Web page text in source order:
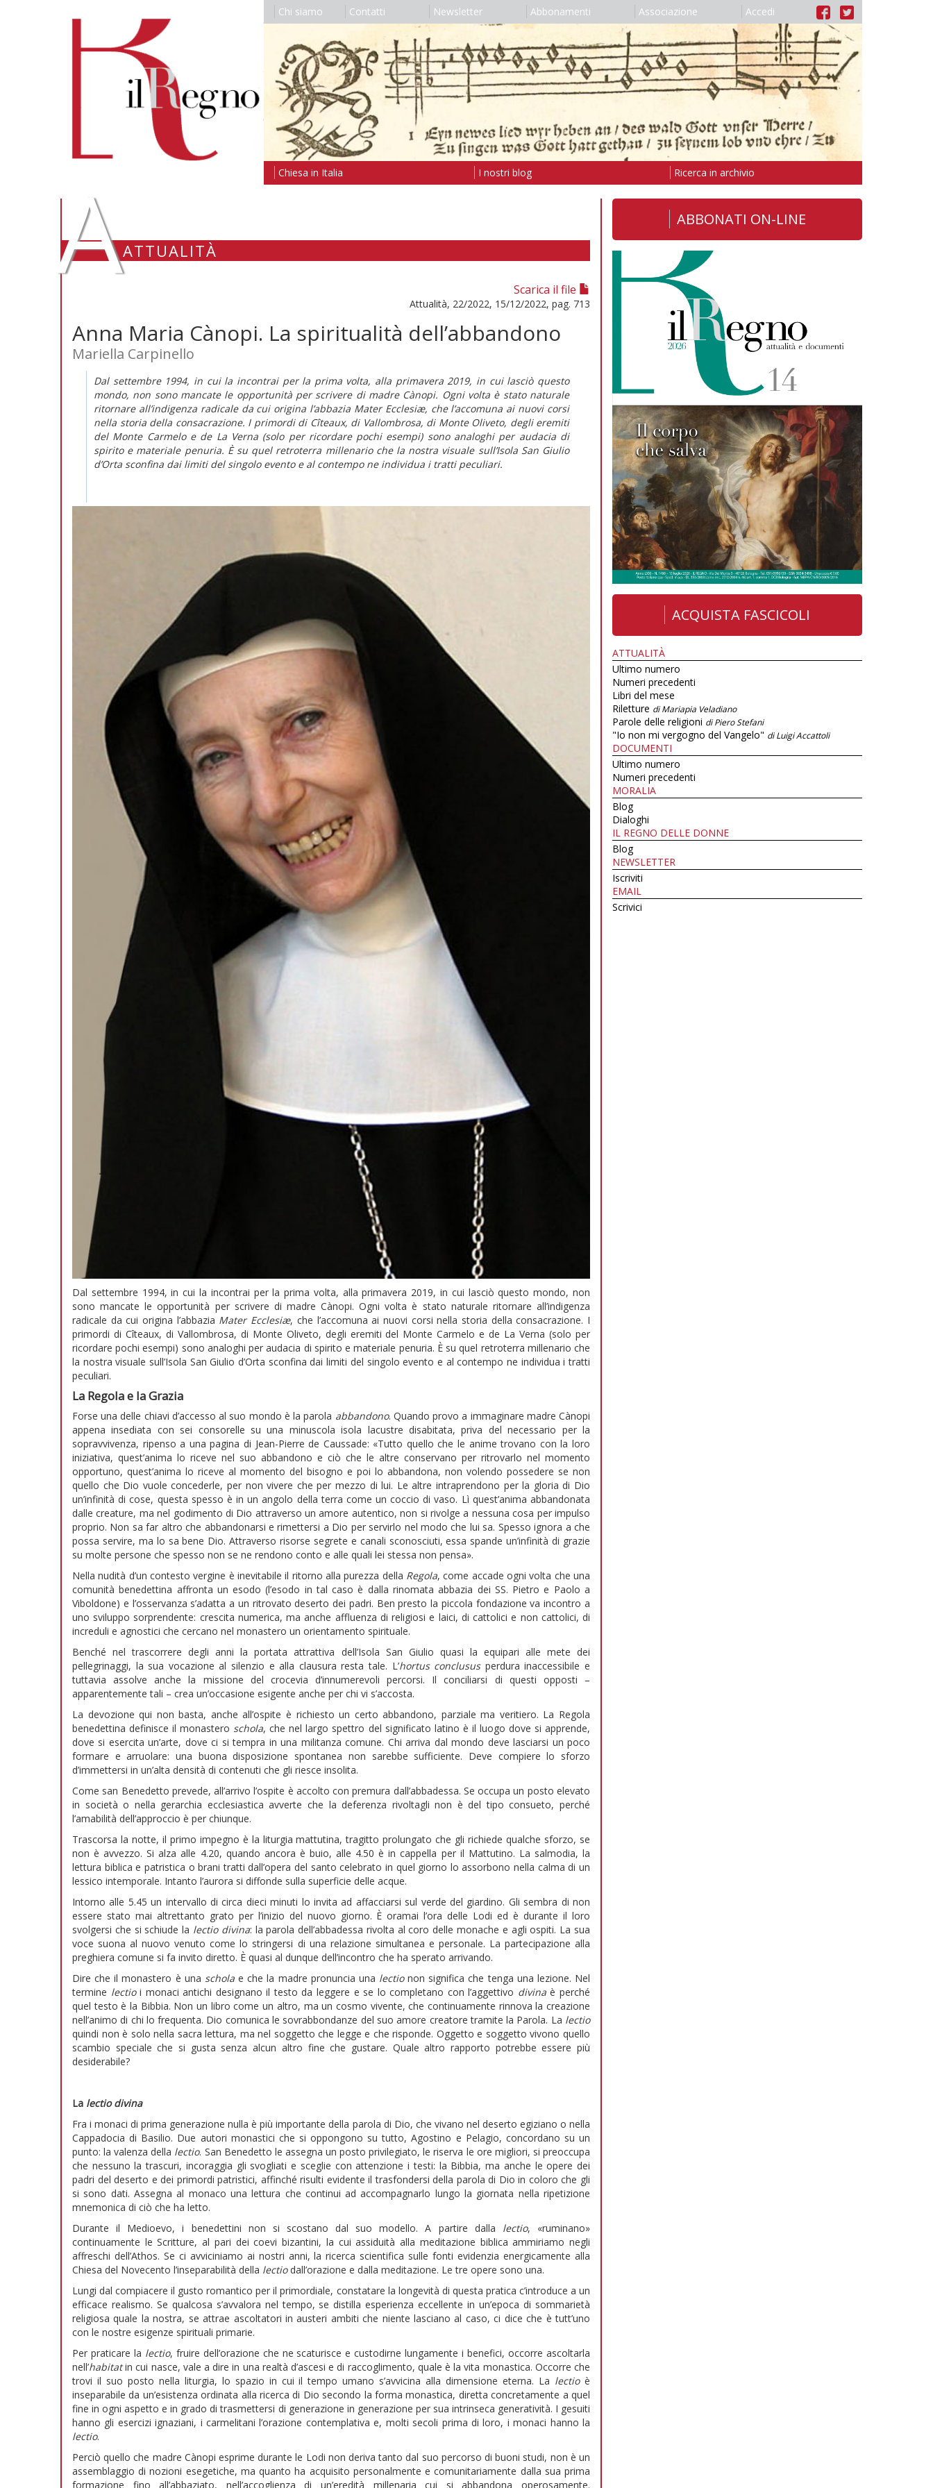
Chi siamo Contatti Newsletter Abbonamenti Associazione Accedi
Chiesa in Italia I nostri blog Ricerca in archivio
AATTUALITÀ
Scarica il file
Attualità, 22/2022, 15/12/2022, pag. 713
Anna Maria Cànopi. La spiritualità dell’abbandono
Mariella Carpinello
Dal settembre 1994, in cui la incontrai per la prima volta, alla primavera 2019, in cui lasciò questo
mondo, non sono mancate le opportunità per scrivere di madre Cànopi. Ogni volta è stato naturale
ritornare all’indigenza radicale da cui origina l’abbazia Mater Ecclesiæ, che l’accomuna ai nuovi corsi
nella storia della consacrazione. I primordi di Cîteaux, di Vallombrosa, di Monte Oliveto, degli eremiti
del Monte Carmelo e de La Verna (solo per ricordare pochi esempi) sono analoghi per audacia di
spirito e materiale penuria. È su quel retroterra millenario che la nostra visuale sull’Isola San Giulio
d’Orta sconfina dai limiti del singolo evento e al contempo ne individua i tratti peculiari.
Dal settembre 1994, in cui la incontrai per la prima volta, alla primavera 2019, in cui lasciò questo mondo, non
sono mancate le opportunità per scrivere di madre Cànopi. Ogni volta è stato naturale ritornare all’indigenza
radicale da cui origina l’abbazia Mater Ecclesiæ, che l’accomuna ai nuovi corsi nella storia della consacrazione. I
primordi di Cîteaux, di Vallombrosa, di Monte Oliveto, degli eremiti del Monte Carmelo e de La Verna (solo per
ricordare pochi esempi) sono analoghi per audacia di spirito e materiale penuria. È su quel retroterra millenario che
la nostra visuale sull’Isola San Giulio d’Orta sconfina dai limiti del singolo evento e al contempo ne individua i tratti
peculiari.
La Regola e la Grazia
Forse una delle chiavi d’accesso al suo mondo è la parola abbandono. Quando provo a immaginare madre Cànopi
appena insediata con sei consorelle su una minuscola isola lacustre disabitata, priva del necessario per la
sopravvivenza, ripenso a una pagina di Jean-Pierre de Caussade: «Tutto quello che le anime trovano con la loro
iniziativa, quest’anima lo riceve nel suo abbandono e ciò che le altre conservano per ritrovarlo nel momento
opportuno, quest’anima lo riceve al momento del bisogno e poi lo abbandona, non volendo possedere se non
quello che Dio vuole concederle, per non vivere che per mezzo di lui. Le altre intraprendono per la gloria di Dio
un’infinità di cose, questa spesso è in un angolo della terra come un coccio di vaso. Lì quest’anima abbandonata
dalle creature, ma nel godimento di Dio attraverso un amore autentico, non si rivolge a nessuna cosa per impulso
proprio. Non sa far altro che abbandonarsi e rimettersi a Dio per servirlo nel modo che lui sa. Spesso ignora a che
possa servire, ma lo sa bene Dio. Attraverso risorse segrete e canali sconosciuti, essa spande un’infinità di grazie
su molte persone che spesso non se ne rendono conto e alle quali lei stessa non pensa».
Nella nudità d’un contesto vergine è inevitabile il ritorno alla purezza della Regola, come accade ogni volta che una
comunità benedettina affronta un esodo (l’esodo in tal caso è dalla rinomata abbazia dei SS. Pietro e Paolo a
Viboldone) e l’osservanza s’adatta a un ritrovato deserto dei padri. Ben presto la piccola fondazione va incontro a
uno sviluppo sorprendente: crescita numerica, ma anche affluenza di religiosi e laici, di cattolici e non cattolici, di
increduli e agnostici che cercano nel monastero un orientamento spirituale.
Benché nel trascorrere degli anni la portata attrattiva dell’Isola San Giulio quasi la equipari alle mete dei
pellegrinaggi, la sua vocazione al silenzio e alla clausura resta tale. L’hortus conclusus perdura inaccessibile e
tuttavia assolve anche la missione del crocevia d’innumerevoli percorsi. Il conciliarsi di questi opposti –
apparentemente tali – crea un’occasione esigente anche per chi vi s’accosta.
La devozione qui non basta, anche all’ospite è richiesto un certo abbandono, parziale ma veritiero. La Regola
benedettina definisce il monastero schola, che nel largo spettro del significato latino è il luogo dove si apprende,
dove si esercita un’arte, dove ci si tempra in una militanza comune. Chi arriva dal mondo deve lasciarsi un poco
formare e arruolare: una buona disposizione spontanea non sarebbe sufficiente. Deve compiere lo sforzo
d’immettersi in un’alta densità di contenuti che gli riesce insolita.
Come san Benedetto prevede, all’arrivo l’ospite è accolto con premura dall’abbadessa. Se occupa un posto elevato
in società o nella gerarchia ecclesiastica avverte che la deferenza rivoltagli non è del tipo consueto, perché
l’amabilità dell’approccio è per chiunque.
Trascorsa la notte, il primo impegno è la liturgia mattutina, tragitto prolungato che gli richiede qualche sforzo, se
non è avvezzo. Si alza alle 4.20, quando ancora è buio, alle 4.50 è in cappella per il Mattutino. La salmodia, la
lettura biblica e patristica o brani tratti dall’opera del santo celebrato in quel giorno lo assorbono nella calma di un
lessico intemporale. Intanto l’aurora si diffonde sulla superficie delle acque.
Intorno alle 5.45 un intervallo di circa dieci minuti lo invita ad affacciarsi sul verde del giardino. Gli sembra di non
essere stato mai altrettanto grato per l’inizio del nuovo giorno. È oramai l’ora delle Lodi ed è durante il loro
svolgersi che si schiude la lectio divina: la parola dell’abbadessa rivolta al coro delle monache e agli ospiti. La sua
voce suona al nuovo venuto come lo stringersi di una relazione simultanea e personale. La partecipazione alla
preghiera comune si fa invito diretto. È quasi al dunque dell’incontro che ha sperato arrivando.
Dire che il monastero è una scholae che la madre pronuncia una lectionon significa che tenga una lezione. Nel
termine lectioi monaci antichi designano il testo da leggere e se lo completano con l’aggettivo divinaè perché
quel testo è la Bibbia. Non un libro come un altro, ma un cosmo vivente, che continuamente rinnova la creazione
nell’animo di chi lo frequenta. Dio comunica le sovrabbondanze del suo amore creatore tramite la Parola. La lectio
quindi non è solo nella sacra lettura, ma nel soggetto che legge e che risponde. Oggetto e soggetto vivono quello
scambio speciale che si gusta senza alcun altro fine che gustare. Quale altro rapporto potrebbe essere più
desiderabile?
La lectio divina
Fra i monaci di prima generazione nulla è più importante della parola di Dio, che vivano nel deserto egiziano o nella
Cappadocia di Basilio. Due autori monastici che si oppongono su tutto, Agostino e Pelagio, concordano su un
punto: la valenza della lectio. San Benedetto le assegna un posto privilegiato, le riserva le ore migliori, si preoccupa
che nessuno la trascuri, incoraggia gli svogliati e sceglie con attenzione i testi: la Bibbia, ma anche le opere dei
padri del deserto e dei primordi patristici, affinché risulti evidente il trasfondersi della parola di Dio in coloro che gli
si sono dati. Assegna al monaco una lettura che continui ad accompagnarlo lungo la giornata nella ripetizione
mnemonica di ciò che ha letto.
Durante il Medioevo, i benedettini non si scostano dal suo modello. A partire dalla lectio, «ruminano»
continuamente le Scritture, al pari dei coevi bizantini, la cui assiduità alla meditazione biblica ammiriamo negli
affreschi dell’Athos. Se ci avviciniamo ai nostri anni, la ricerca scientifica sulle fonti evidenzia energicamente alla
Chiesa del Novecento l’inseparabilità della lectiodall’orazione e dalla meditazione. Le tre opere sono una.
Lungi dal compiacere il gusto romantico per il primordiale, constatare la longevità di questa pratica c’introduce a un
efficace realismo. Se qualcosa s’avvalora nel tempo, se distilla esperienza eccellente in un’epoca di sommarietà
religiosa quale la nostra, se attrae ascoltatori in austeri ambiti che niente lasciano al caso, ci dice che è tutt’uno
con le nostre esigenze spirituali primarie.
Per praticare la lectio, fruire dell’orazione che ne scaturisce e custodirne lungamente i benefici, occorre ascoltarla
nell’habitatin cui nasce, vale a dire in una realtà d’ascesi e di raccoglimento, quale è la vita monastica. Occorre che
trovi il suo posto nella liturgia, lo spazio in cui il tempo umano s’avvicina alla dimensione eterna. La lectioè
inseparabile da un’esistenza ordinata alla ricerca di Dio secondo la forma monastica, diretta concretamente a quel
fine in ogni aspetto e in grado di trasmettersi di generazione in generazione per sua intrinseca generatività. I gesuiti
hanno gli esercizi ignaziani, i carmelitani l’orazione contemplativa e, molti secoli prima di loro, i monaci hanno la
lectio.
Perciò quello che madre Cànopi esprime durante le Lodi non deriva tanto dal suo percorso di buoni studi, non è un
assemblaggio di nozioni esegetiche, ma quanto ha acquisito personalmente e comunitariamente dalla sua prima
formazione fino all’abbaziato, nell’accoglienza di un’eredità millenaria cui si abbandona operosamente.
ABBONATI ON-LINE
ACQUISTA FASCICOLI
ATTUALITÀ
Ultimo numero
Numeri precedenti
Libri del mese
Riletture di Mariapia Veladiano
Parole delle religioni di Piero Stefani
"Io non mi vergogno del Vangelo" di Luigi Accattoli
DOCUMENTI
Ultimo numero
Numeri precedenti
MORALIA
Blog
Dialoghi
IL REGNO DELLE DONNE
Blog
NEWSLETTER
Iscriviti
EMAIL
Scrivici